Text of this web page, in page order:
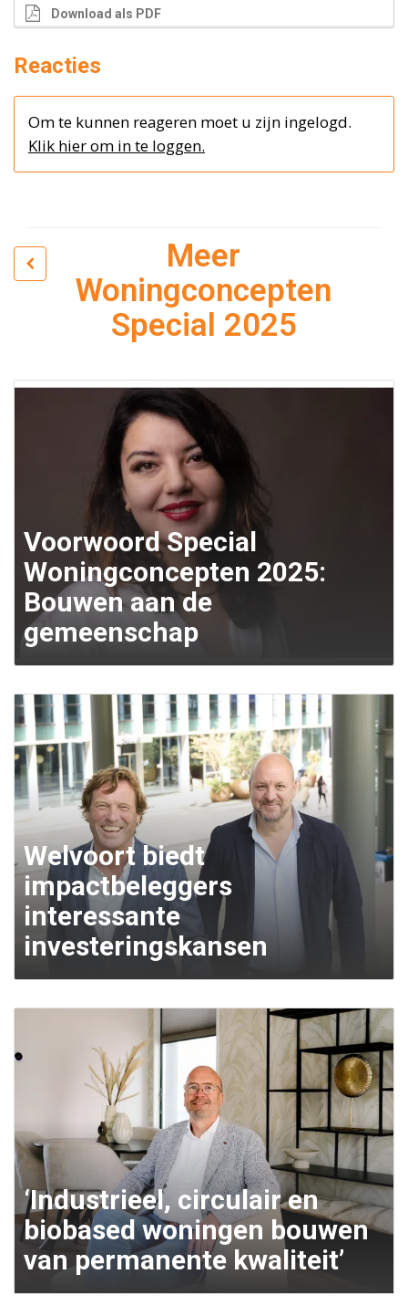
Download als PDF
Reacties
Om te kunnen reageren moet u zijn ingelogd.
Klik hier om in te loggen.
Meer
Woningconcepten
Special 2025
Voorwoord Special
Woningconcepten 2025:
Bouwen aan de
gemeenschap
Welvoort biedt
impactbeleggers
interessante
investeringskansen
‘Industrieel, circulair en
biobased woningen bouwen
van permanente kwaliteit’